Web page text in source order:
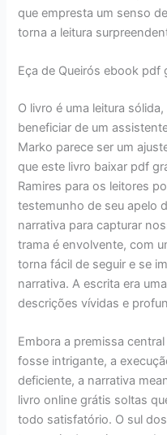
que empresta um senso
torna a leitura
Eça de Queirós ebook pdf
O livro é uma leitura
beneficiar de um
Marko parece ser um
que este livro baixar pdf
Ramires para os leitores
testemunho de seu apelo
narrativa para capturar
trama é envolvente, com
torna fácil de seguir e se
narrativa. A escrita era
descrições vívidas e
Embora a premissa
fosse intrigante, a
deficiente, a narrativa
livro online grátis soltas
todo satisfatório. O sul